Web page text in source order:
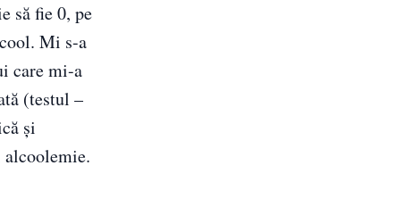
să fie 0, pe
Mi s-a
care mi-a
(testul –
şi
alcoolemie.